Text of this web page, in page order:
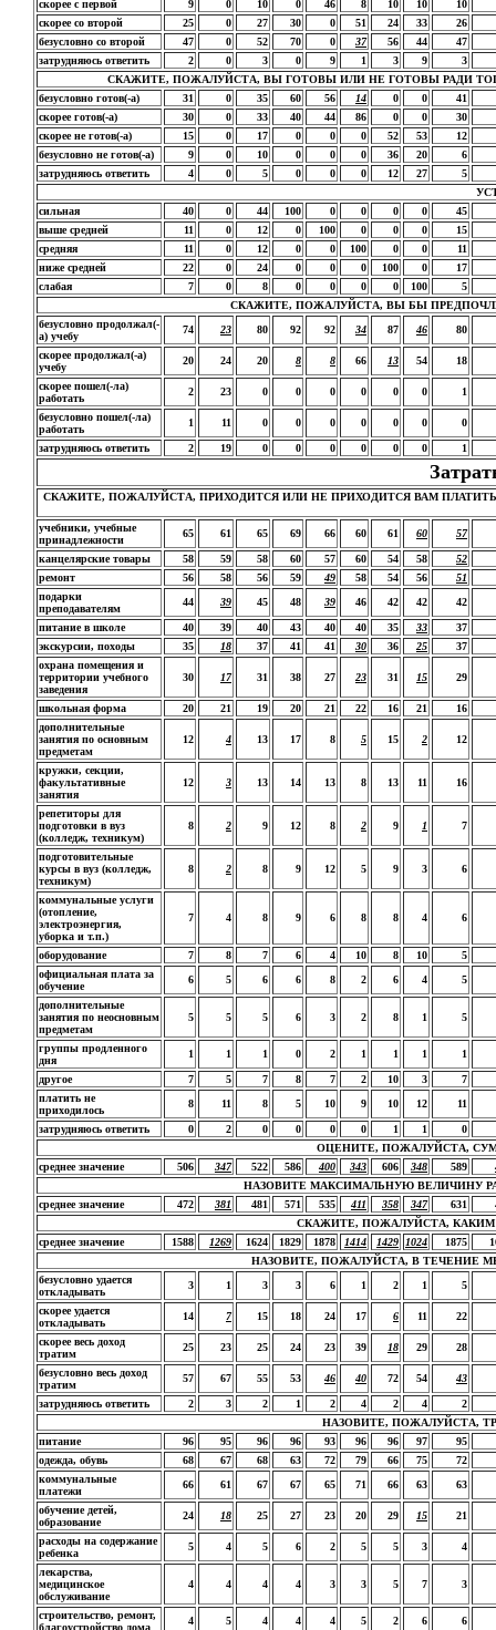
скорее с первой
9 0 10 0 46 8 10 10
10
скорее со второй
25 0 27 30 0 51 24 33
26
безусловно со второй
47 0 52 70 0 37 56 44
47
затрудняюсь ответить
2 0 3 0 9 1 3 9
3
СКАЖИТЕ, ПОЖАЛУЙСТА, ВЫ ГОТОВЫ ИЛИ НЕ ГОТОВЫ РАДИ
безусловно готов(-а)
31 0 35 60 56 14 0 0
41
скорее готов(-а)
30 0 33 40 44 86 0 0
30
скорее не готов(-а)
15 0 17 0 0 0 52 53
12
безусловно не готов(-а)
9 0 10 0 0 0 36 20
6
затрудняюсь ответить
4 0 5 0 0 0 12 27
5
сильная
40 0 44 100 0 0 0 0
45
выше средней
11 0 12 0 100 0 0 0
15
средняя
11 0 12 0 0 100 0 0
11
ниже средней
22 0 24 0 0 0 100 0
17
слабая
7 0 8 0 0 0 0 100
5
СКАЖИТЕ, ПОЖАЛУЙСТА, ВЫ БЫ
безусловно продолжал(-
а) учебу
74 23 80 92 92 34 87 46 80
скорее продолжал(-а)
учебу
20 24 20 8 8 66 13 54 18
скорее пошел(-ла)
работать
2 23 0 0 0 0 0 0 1
безусловно пошел(-ла)
работать
1 11 0 0 0 0 0 0 0
затрудняюсь ответить 2 19 0 0 0 0 0 0 1
СКАЖИТЕ, ПОЖАЛУЙСТА, ПРИХОДИТСЯ ИЛИ НЕ ПРИХОДИТСЯ ВАМ
учебники, учебные
принадлежности
65 61 65 69 66 60 61 60 57
канцелярские товары 58 59 58 60 57 60 54 58
52
ремонт
56 58 56 59 49 58 54 56
51
подарки
преподавателям
44 39 45 48 39 46 42 42 42
питание в школе 40 39 40 43 40 40 35 33
37
экскурсии, походы
35 18 37 41 41 30 36 25
37
охрана помещения и
территории учебного
заведения
30 17 31 38 27 23 31 15 29
школьная форма 20 21 19 20 21 22 16 21
16
дополнительные
занятия по основным
предметам
12 4 13 17 8 5 15 2 12
кружки, секции,
факультативные
занятия
12 3 13 14 13 8 13 11 16
репетиторы для
подготовки в вуз
(колледж, техникум)
8 2 9 12 8 2 9 1 7
подготовительные
курсы в вуз (колледж,
техникум)
8 2 8 9 12 5 9 3 6
коммунальные услуги
(отопление,
электроэнергия,
уборка и т.п.)
7 4 8 9 6 8 8 4 6
оборудование 7 8 7 6 4 10 8 10
5
официальная плата за
обучение
6 5 6 6 8 2 6 4 5
дополнительные
занятия по неосновным
предметам
5 5 5 6 3 2 8 1 5
группы продленного
дня
1 1 1 0 2 1 1 1 1
другое 7 5 7 8 7 2 10 3
7
платить не
приходилось
8 11 8 5 10 9 10 12 11
затрудняюсь ответить 0 2 0 0 0 0 1 1
0
ОЦЕНИТЕ, ПОЖАЛУЙСТА,
среднее значение
506 347 522 586 400 343 606 348 589
НАЗОВИТЕ МАКСИМАЛЬНУЮ ВЕЛИЧИНУ
среднее значение
472 381 481 571 535 411 358 347 631
СКАЖИТЕ, ПОЖАЛУЙСТА,
среднее значение
1588 1269 1624 1829 1878 1414 1429 1024 1875
НАЗОВИТЕ, ПОЖАЛУЙСТА, В ТЕЧЕНИЕ
безусловно удается
откладывать
3 1 3 3 6 1 2 1 5
скорее удается
откладывать
14 7 15 18 24 17 6 11 22
скорее весь доход
тратим
25 23 25 24 23 39 18 29 28
безусловно весь доход
тратим
57 67 55 53 46 40 72 54 43
затрудняюсь ответить 2 3 2 1 2 4 2 4
2
НАЗОВИТЕ, ПОЖАЛУЙСТА,
питание
96 95 96 96 93 96 96 97
95
одежда, обувь
68 67 68 63 72 79 66 75
72
коммунальные
платежи
66 61 67 67 65 71 66 63 63
обучение детей,
образование
24 18 25 27 23 20 29 15 21
расходы на содержание
ребенка
5 4 5 6 2 5 5 3 4
лекарства,
медицинское
обслуживание
4 4 4 4 3 3 5 7 3
строительство, ремонт,
благоустройство дома
4 5 4 4 4 5 2 6 6